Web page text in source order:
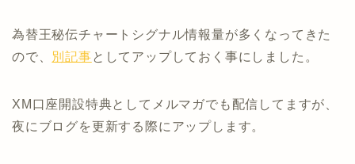
為替王秘伝チャートシグナル情報量が多くなってきた
ので、 別記事としてアップしておく事にしました。
XM口座開設特典としてメルマガでも配信してますが、
夜にブログを更新する際にアップします。